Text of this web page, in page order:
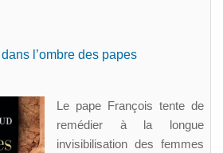
l’ombre des papes
Le pape François tente de
remédier à la longue
invisibilisation des femmes